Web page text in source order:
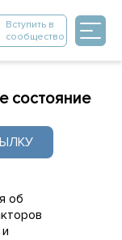
Вступить в
сообщество
состояние
об